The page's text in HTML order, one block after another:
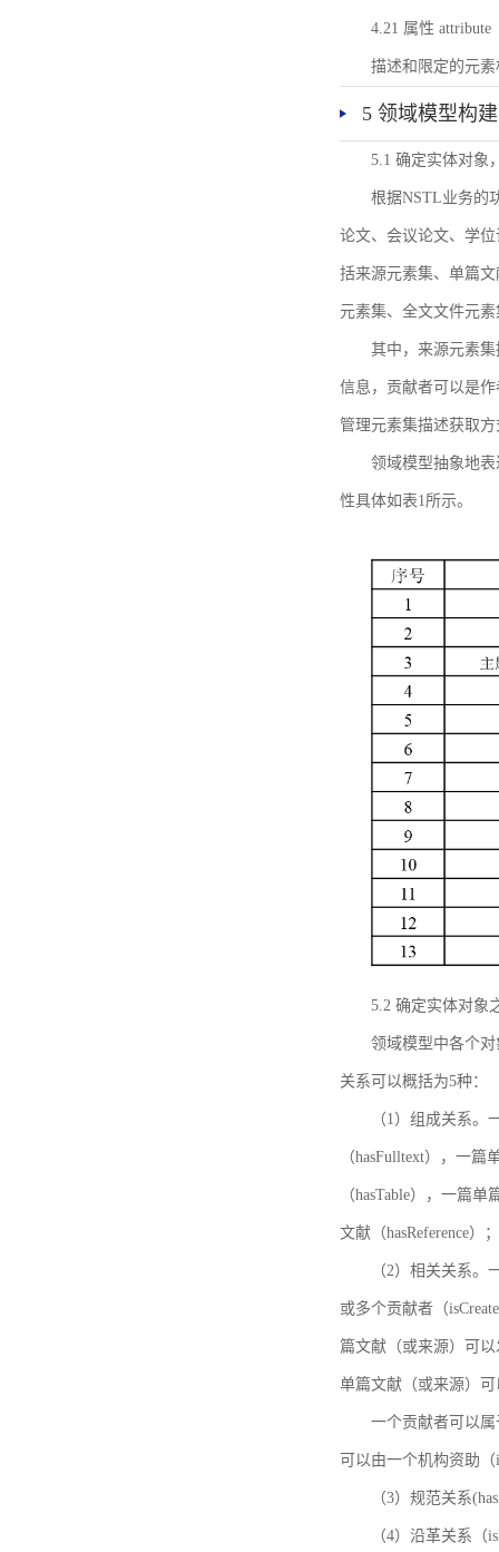
4.21 属性 attribute
描述和限定的元
5 领域模型构建
5.1 确定实体对象
根据NSTL业务的
论文、会议论文、学
括来源元素集、单篇
元素集、全文文件元
其中，来源元素
信息，贡献者可以是
管理元素集描述获取
领域模型抽象地
性具体如表1所示。
5.2 确定实体对象
领域模型中各个
关系可以概括为5种：
（1）组成关系
（hasFulltext），一
（hasTable），一篇
文献（hasReference）；
（2）相关关系
或多个贡献者（
篇文献（或来源）可
单篇文献（或来源）可
一个贡献者可以
可以由一个机构资助（
（3）规范关系
（4）沿革关系